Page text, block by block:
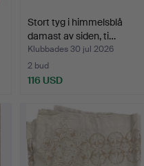
Stort tyg i himmelsblå
damast av siden, ti…
Klubbades 30 jul 2026
2 bud
116 USD